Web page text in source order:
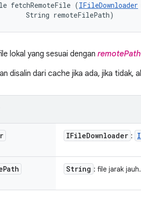
fetchRemoteFile (IFileDownloader
String remoteFilePath)
lokal yang sesuai dengan remotePath
disalin dari cache jika ada, jika tidak,
IFileDownloader :
Path String : file jarak jauh.